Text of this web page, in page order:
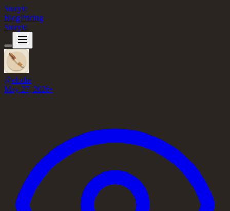
Storyie
BlogPricing
Storyie
@elodie
May 27, 2026•